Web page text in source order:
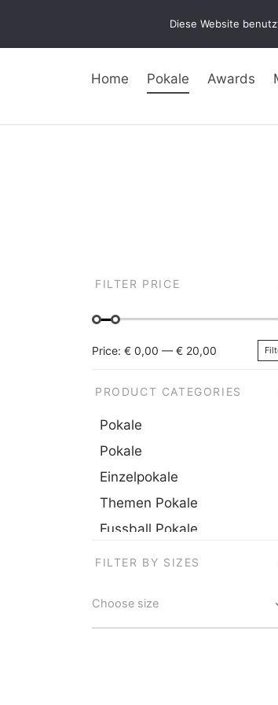
Home Pokale Awards
FILTER PRICE
Price: € 0,00 — € 20,00
PRODUCT CATEGORIES
Pokale
Pokale
Einzelpokale
Themen Pokale
Fussball Pokale
Kinder Pokale
FILTER BY SIZES
Choose size
Diese Website